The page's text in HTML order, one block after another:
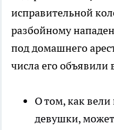
исправительной
разбойному
под домашнего
числа его объявили
О том, как
девушки,